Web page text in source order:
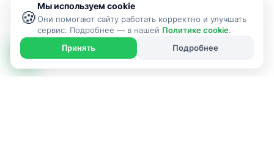
🍪
Мы используем cookie
Они помогают сайту работать корректно и улучшать
сервис. Подробнее — в нашей Политике cookie.
Принять Подробнее